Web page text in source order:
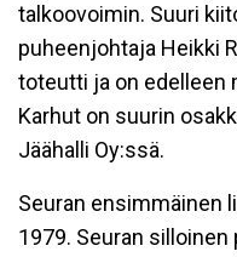
talkoovoimin. Suuri
puheenjohtaja Heikki
toteutti ja on edelleen
Karhut on suurin
Jäähalli Oy:ssä.
Seuran ensimmäinen
1979. Seuran